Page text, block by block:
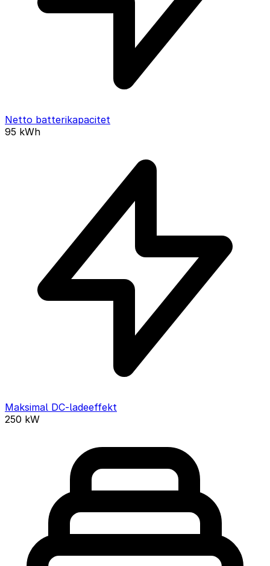
Netto batterikapacitet
95 kWh
Maksimal DC-ladeeffekt
250 kW